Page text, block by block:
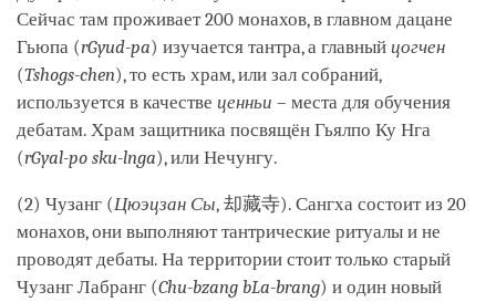
Сейчас там проживает 200 монахов, в главном дацане
Гьюпа (rGyud-pa) изучается тантра, а главный цогчен
(Tshogs-chen), то есть храм, или зал собраний,
используется в качестве ценньи – места для обучения
дебатам. Храм защитника посвящён Гьялпо Ку Нга
(rGyal-po sku-lnga), или Нечунгу.
(2) Чузанг (Цюэцзан Сы, 却藏寺). Сангха состоит из 20
монахов, они выполняют тантрические ритуалы и не
проводят дебаты. На территории стоит только старый
Чузанг Лабранг (Chu-bzang bLa-brang) и один новый